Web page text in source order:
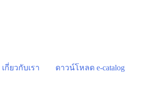
เกี่ยวกับเรา ดาวน์โหลด e-catalog